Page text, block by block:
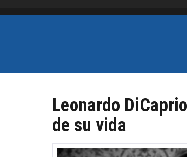
Leonardo
de su vida